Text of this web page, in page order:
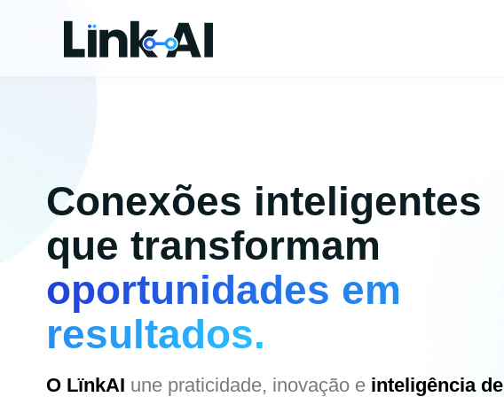
Conexões inteligentes
que transformam
oportunidades em
resultados.
O LïnkAI une praticidade, inovação e inteligência de